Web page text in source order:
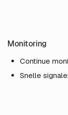
Monitoring
Continue
Snelle